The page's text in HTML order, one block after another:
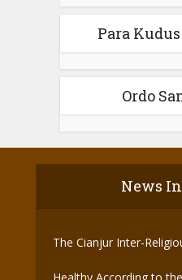
Para
Ordo
News
The Cianjur Inter-